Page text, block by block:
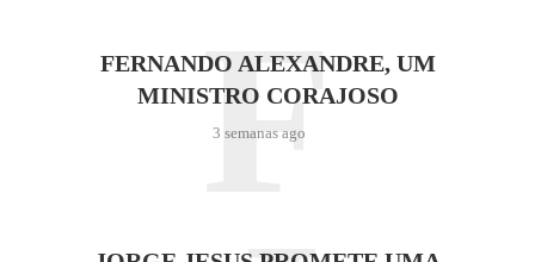
FERNANDO ALEXANDRE, UM
MINISTRO CORAJOSO
3 semanas ago
F